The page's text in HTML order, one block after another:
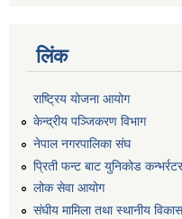
लिंक
राष्ट्रिय योजना आयोग
केन्द्रीय पञ्जिकरण विभाग
नेपाल नगरपालिका संघ
प्रिती फन्ट बाट युनिकोड कन्भर्रटर
लोक सेवा आयोग
संघीय मामिला तथा स्थानीय